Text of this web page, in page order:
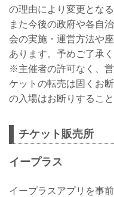
の理由により変更とな
また今後の政府や各自
会の実施・運営方法や
あります。予めご了承く
※主催者の許可なく、
ケットの転売は固くお
の入場はお断りすること
チケット販売所
イープラス
イープラスアプリを事